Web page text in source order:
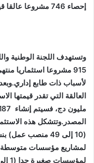
إحصاء 746 مشروعا عالقا قيد الانجاز
وتستهدف اللجنة الوطنية
915 مشروعا استثماريا
لأسباب ذات طابع
المصدر.وتتشكل هذه